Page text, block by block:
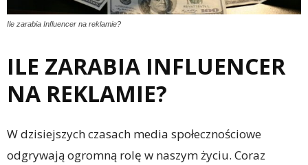
Ile zarabia Influencer na reklamie?
ILE ZARABIA INFLUENCER
NA REKLAMIE?
W dzisiejszych czasach media społecznościowe
odgrywają ogromną rolę w naszym życiu. Coraz